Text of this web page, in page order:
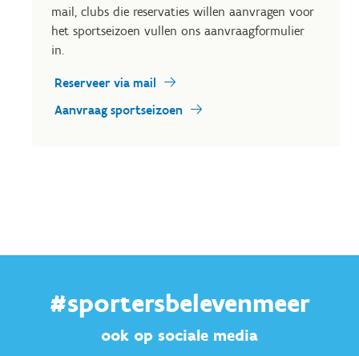
mail, clubs die reservaties willen aanvragen voor
het sportseizoen vullen ons aanvraagformulier
in.
Reserveer via mail
Aanvraag sportseizoen
#sportersbelevenmeer
ook op sociale media